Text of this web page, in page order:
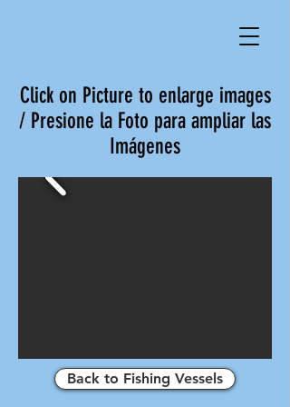
Click on Picture to enlarge images
/ Presione la Foto para ampliar las
Imágenes
Back to Fishing Vessels